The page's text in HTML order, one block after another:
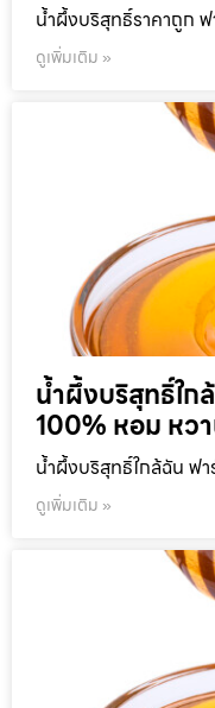
น้ำผึ้งบริสุทธิ์ราคาถูก
ดูเพิ่มเติม »
น้ำผึ้งบริสุทธิ์ใก
100% หอม หว
น้ำผึ้งบริสุทธิ์ใกล้ฉัน ฟ
ดูเพิ่มเติม »